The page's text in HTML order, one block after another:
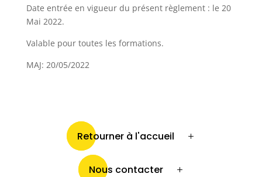
Date entrée en vigueur du présent règlement : le 20
Mai 2022.
Valable pour toutes les formations.
MAJ: 20/05/2022
Retourner à l'accueil
Nous contacter